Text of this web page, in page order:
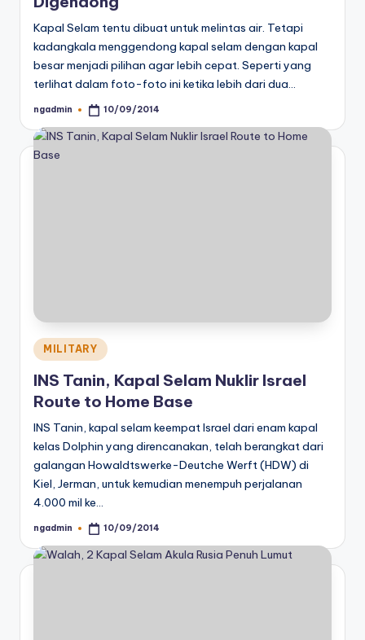
Kapal Selam tentu dibuat untuk melintas air. Tetapi
kadangkala menggendong kapal selam dengan kapal
besar menjadi pilihan agar lebih cepat. Seperti yang
terlihat dalam foto-foto ini ketika lebih dari dua…
Posted
ngadmin 10/09/2014
Posted
in
MILITARY
INS Tanin, Kapal Selam Nuklir Israel
Route to Home Base
INS Tanin, kapal selam keempat Israel dari enam kapal
kelas Dolphin yang direncanakan, telah berangkat dari
galangan Howaldtswerke-Deutche Werft (HDW) di
Kiel, Jerman, untuk kemudian menempuh perjalanan
4.000 mil ke…
Posted
ngadmin 10/09/2014